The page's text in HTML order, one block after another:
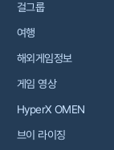
걸그룹
여행
해외게임정보
게임 영상
HyperX OMEN
브이 라이징